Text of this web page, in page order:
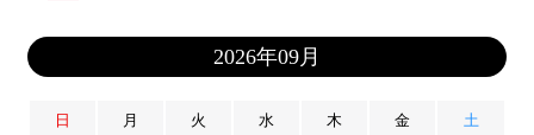
2026年09月
日 月 火 水 木 金 土